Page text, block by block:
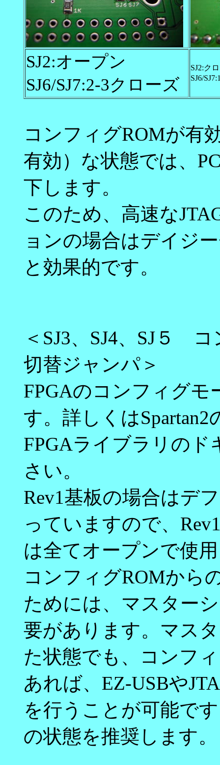
SJ2:オープン
SJ6/SJ7:2-3クローズ
SJ2:ク
SJ6/
コンフィグROMが有
有効）な状態では、
下します。
このため、高速な
ョンの場合はデイジ
と効果的です。
＜SJ3、SJ4、SJ５
切替ジャンパ＞
FPGAのコンフィグ
す。詳しくは
FPGAライブラリの
さい。
Rev1基板の場合はデ
っていますので、
は全てオープンで使
コンフィグROMから
ためには、マスター
要があります。マス
た状態でも、コンフ
あれば、EZ-USBや
を行うことが可能で
の状態を推奨します。